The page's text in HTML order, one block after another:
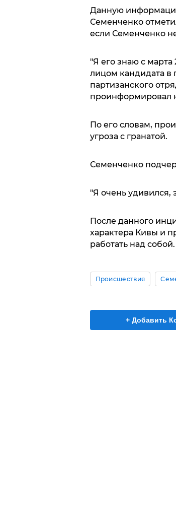
Данную
Семенченко
если Семенченко
"Я его знаю с
лицом кандидата
партизанского
проинформировал
По его словам,
угроза с гранатой.
Семенченко
"Я очень удивился,
После данного
характера Кивы и
работать над собой.
Происшествия
+ Добавить